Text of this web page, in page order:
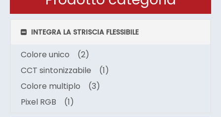
INTEGRA LA STRISCIA FLESSIBILE
Colore unico
(2)
CCT sintonizzabile
(1)
Colore multiplo
(3)
Pixel RGB
(1)